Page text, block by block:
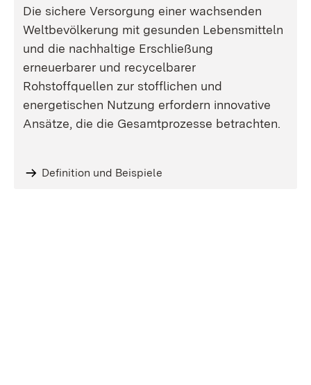
Die sichere Versorgung einer wachsenden
Weltbevölkerung mit gesunden Lebensmitteln
und die nachhaltige Erschließung
erneuerbarer und recycelbarer
Rohstoffquellen zur stofflichen und
energetischen Nutzung erfordern innovative
Ansätze, die die Gesamtprozesse betrachten.
Definition und Beispiele